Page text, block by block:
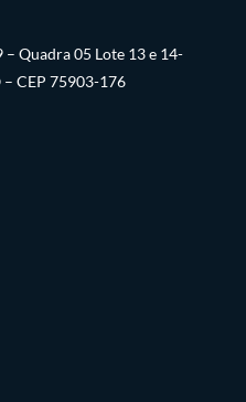
– Quadra 05 Lote 13 e 14-
– CEP 75903-176